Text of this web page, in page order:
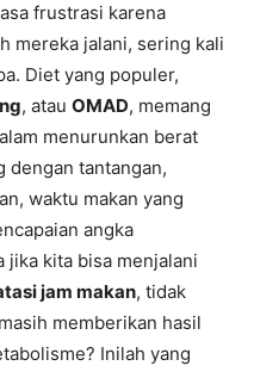
frustrasi karena
mereka jalani, sering kali
Diet yang populer,
, atau OMAD, memang
menurunkan berat
dengan tantangan,
waktu makan yang
angka
jika kita bisa menjalani
jam makan, tidak
memberikan hasil
Inilah yang